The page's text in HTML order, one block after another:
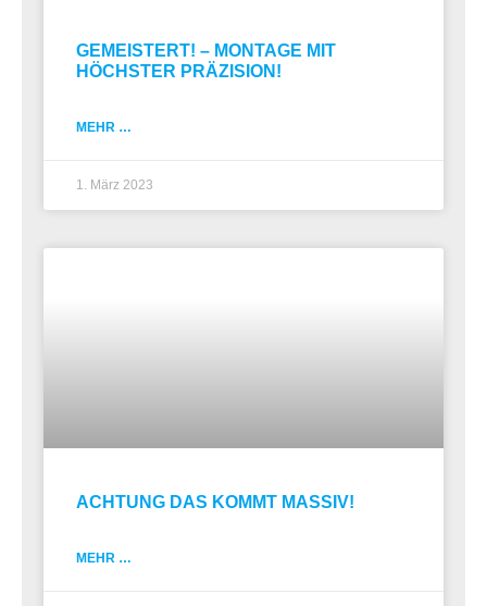
GEMEISTERT! – MONTAGE MIT
HÖCHSTER PRÄZISION!
MEHR …
1. März 2023
ACHTUNG DAS KOMMT MASSIV!
MEHR …